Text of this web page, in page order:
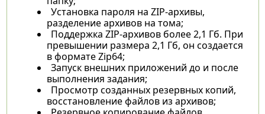
Установка пароля на ZIP-архивы,
разделение архивов на тома;
Поддержка ZIP-архивов более 2,1 Гб. При
превышении размера 2,1 Гб, он создается
в формате Zip64;
Запуск внешних приложений до и после
выполнения задания;
Просмотр созданных резервных копий,
восстановление файлов из архивов;